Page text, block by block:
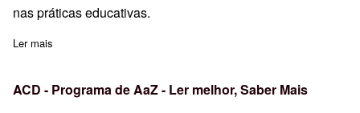
nas práticas educativas.
Ler mais
ACD - Programa de AaZ - Ler melhor, Saber Mais